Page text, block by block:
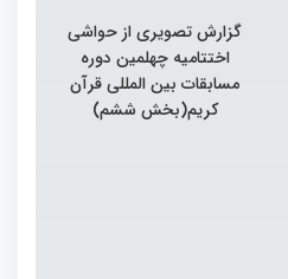
گزارش تصویری از حواشی
اختتامیه چهلمین دوره
مسابقات بین المللی قرآن
کریم(بخش ششم)